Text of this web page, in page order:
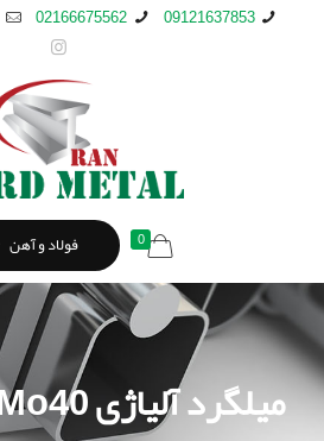
09121637853
02166675562
0 فولاد و آهن
میلگرد آلیاژی Mo40 ارزان